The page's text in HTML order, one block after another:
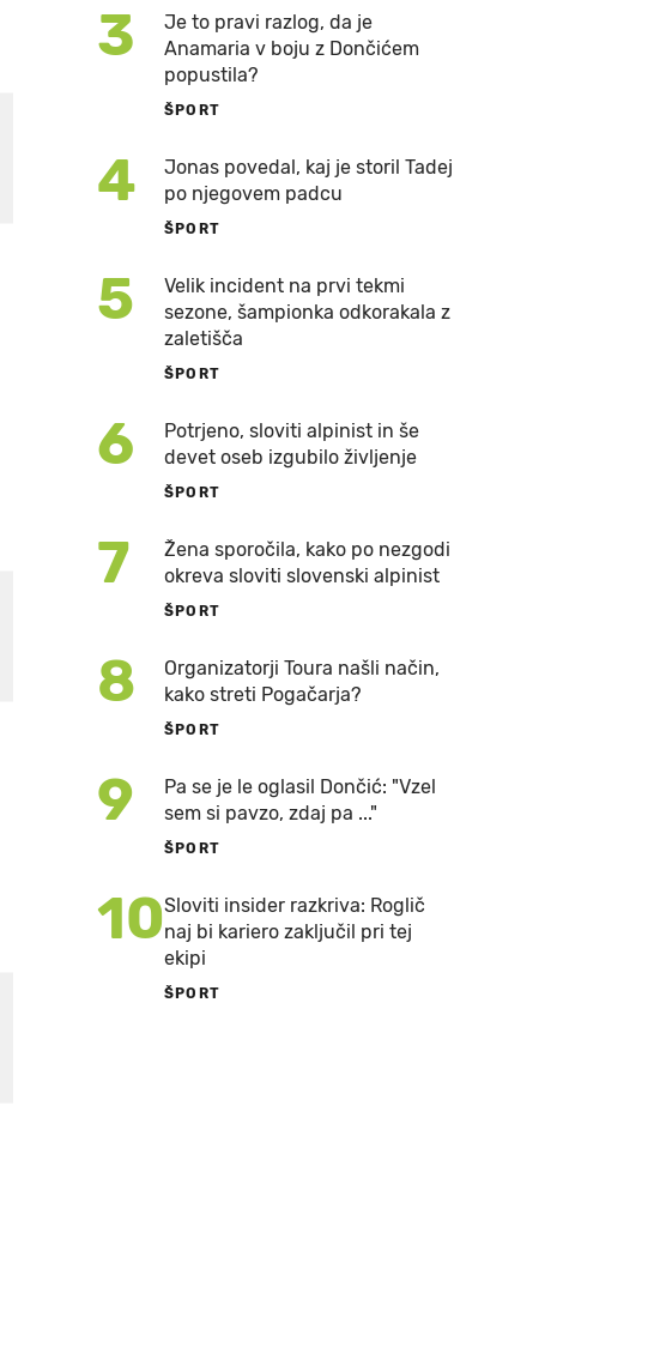
3
Je to pravi razlog, da je
Anamaria v boju z Dončićem
popustila?
ŠPORT
4
Jonas povedal, kaj je storil Tadej
po njegovem padcu
ŠPORT
5
Velik incident na prvi tekmi
sezone, šampionka odkorakala z
zaletišča
ŠPORT
6
Potrjeno, sloviti alpinist in še
devet oseb izgubilo življenje
ŠPORT
7
Žena sporočila, kako po nezgodi
okreva sloviti slovenski alpinist
ŠPORT
8
Organizatorji Toura našli način,
kako streti Pogačarja?
ŠPORT
9
Pa se je le oglasil Dončić: "Vzel
sem si pavzo, zdaj pa ..."
ŠPORT
10Sloviti insider razkriva: Roglič
naj bi kariero zaključil pri tej
ekipi
ŠPORT